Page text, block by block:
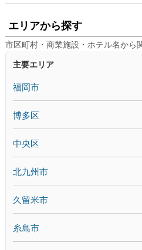
エリアから探す
市区町村・商業施設・ホテル名から
主要エリア
福岡市
博多区
中央区
北九州市
久留米市
糸島市